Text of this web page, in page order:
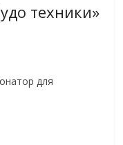
техники»
для